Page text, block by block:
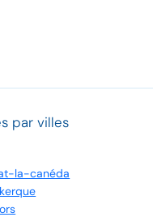
par villes
la-canéda